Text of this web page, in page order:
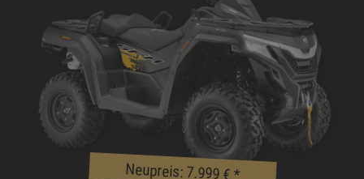
Neupreis: 7.999 € *